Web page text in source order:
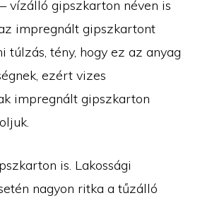
vízálló gipszkarton néven is
impregnált gipszkartont
túlzás, tény, hogy ez az anyag
ezért vizes
impregnált gipszkarton
is. Lakossági
nagyon ritka a tűzálló